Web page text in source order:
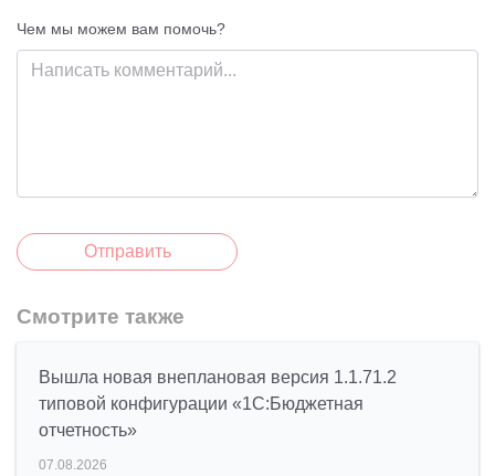
Чем мы можем вам помочь?
Отправить
Смотрите также
Вышла новая внеплановая версия 1.1.71.2
типовой конфигурации «1C:Бюджетная
отчетность»
07.08.2026